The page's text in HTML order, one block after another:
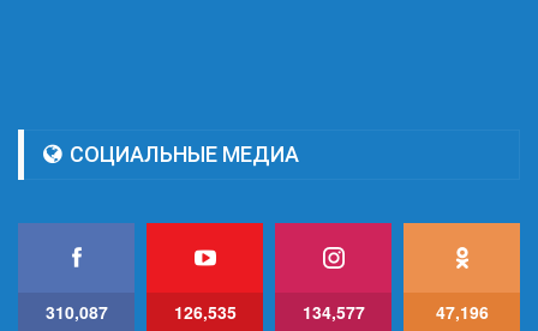
СОЦИАЛЬНЫЕ МЕДИА
310,087 126,535 134,577 47,196